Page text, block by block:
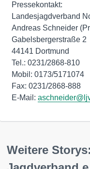
Pressekontakt:
Landesjagdverband
Andreas Schneider
Gabelsbergerstraße 2
44141 Dortmund
Tel.: 0231/2868-810
Mobil: 0173/5171074
Fax: 0231/2868-888
E-Mail:
Weitere